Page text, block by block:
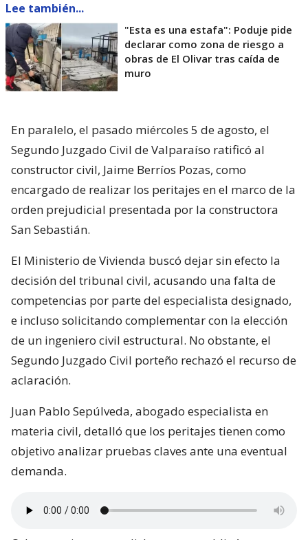
Lee también...
"Esta es una estafa": Poduje pide
declarar como zona de riesgo a
obras de El Olivar tras caída de
muro
En paralelo, el pasado miércoles 5 de agosto, el
Segundo Juzgado Civil de Valparaíso ratificó al
constructor civil, Jaime Berríos Pozas, como
encargado de realizar los peritajes en el marco de la
orden prejudicial presentada por la constructora
San Sebastián.
El Ministerio de Vivienda buscó dejar sin efecto la
decisión del tribunal civil, acusando una falta de
competencias por parte del especialista designado,
e incluso solicitando complementar con la elección
de un ingeniero civil estructural. No obstante, el
Segundo Juzgado Civil porteño rechazó el recurso de
aclaración.
Juan Pablo Sepúlveda, abogado especialista en
materia civil, detalló que los peritajes tienen como
objetivo analizar pruebas claves ante una eventual
demanda.